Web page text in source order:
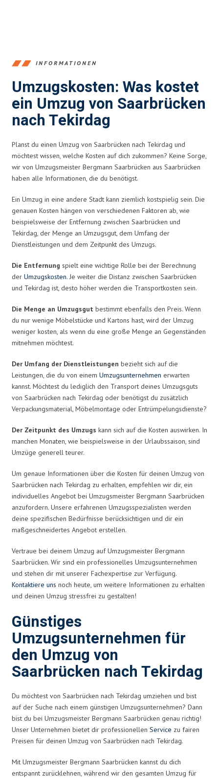
INFORMATIONEN
Umzugskosten: Was kostet
ein Umzug von Saarbrücken
nach Tekirdag
Planst du einen Umzug von Saarbrücken nach Tekirdag und
möchtest wissen, welche Kosten auf dich zukommen? Keine Sorge,
wir von Umzugsmeister Bergmann Saarbrücken aus Saarbrücken
haben alle Informationen, die du benötigst.
Ein Umzug in eine andere Stadt kann ziemlich kostspielig sein. Die
genauen Kosten hängen von verschiedenen Faktoren ab, wie
beispielsweise der Entfernung zwischen Saarbrücken und
Tekirdag, der Menge an Umzugsgut, dem Umfang der
Dienstleistungen und dem Zeitpunkt des Umzugs.
Die Entfernung spielt eine wichtige Rolle bei der Berechnung
der Umzugskosten. Je weiter die Distanz zwischen Saarbrücken
und Tekirdag ist, desto höher werden die Transportkosten sein.
Die Menge an Umzugsgut bestimmt ebenfalls den Preis. Wenn
du nur wenige Möbelstücke und Kartons hast, wird der Umzug
weniger kosten, als wenn du eine große Menge an Gegenständen
mitnehmen möchtest.
Der Umfang der Dienstleistungen bezieht sich auf die
Leistungen, die du von einem Umzugsunternehmen erwarten
kannst. Möchtest du lediglich den Transport deines Umzugsguts
von Saarbrücken nach Tekirdag oder benötigst du zusätzlich
Verpackungsmaterial, Möbelmontage oder Entrümpelungsdienste?
Der Zeitpunkt des Umzugs kann sich auf die Kosten auswirken. In
manchen Monaten, wie beispielsweise in der Urlaubssaison, sind
Umzüge generell teurer.
Um genaue Informationen über die Kosten für deinen Umzug von
Saarbrücken nach Tekirdag zu erhalten, empfehlen wir dir, ein
individuelles Angebot bei Umzugsmeister Bergmann Saarbrücken
anzufordern. Unsere erfahrenen Umzugsspezialisten werden
deine spezifischen Bedürfnisse berücksichtigen und dir ein
maßgeschneidertes Angebot erstellen.
Vertraue bei deinem Umzug auf Umzugsmeister Bergmann
Saarbrücken. Wir sind ein professionelles Umzugsunternehmen
und stehen dir mit unserer Fachexpertise zur Verfügung.
Kontaktiere uns noch heute, um weitere Informationen zu erhalten
und deinen Umzug stressfrei zu gestalten!
Günstiges
Umzugsunternehmen für
den Umzug von
Saarbrücken nach Tekirdag
Du möchtest von Saarbrücken nach Tekirdag umziehen und bist
auf der Suche nach einem günstigen Umzugsunternehmen? Dann
bist du bei Umzugsmeister Bergmann Saarbrücken genau richtig!
Unser Unternehmen bietet dir professionellen Service zu fairen
Preisen für deinen Umzug von Saarbrücken nach Tekirdag.
Mit Umzugsmeister Bergmann Saarbrücken kannst du dich
entspannt zurücklehnen, während wir den gesamten Umzug für